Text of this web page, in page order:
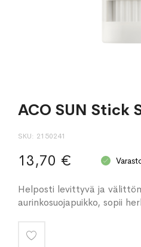
ACO SUN Stick
SKU 2150241
13,70 €
Helposti levittyvä ja
aurinkosuojapuikko, sopii